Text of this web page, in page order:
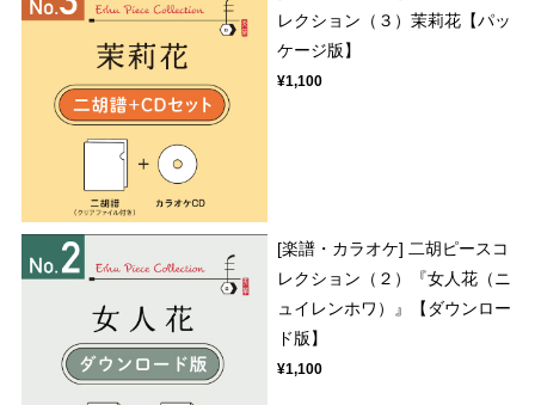
レクション（３）茉莉花【パッ
ケージ版】
¥1,100
[楽譜・カラオケ] 二胡ピースコ
レクション（２）『女人花（ニ
ュイレンホワ）』【ダウンロー
ド版】
¥1,100